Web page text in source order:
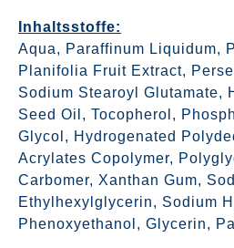
Inhaltsstoffe:
Aqua, Paraffinum Liquidum,
Planifolia Fruit Extract,
Sodium Stearoyl Glutamate,
Seed Oil, Tocopherol,
Glycol, Hydrogenated
Acrylates Copolymer,
Carbomer, Xanthan Gum,
Ethylhexylglycerin, Sodium
Phenoxyethanol, Glycerin,